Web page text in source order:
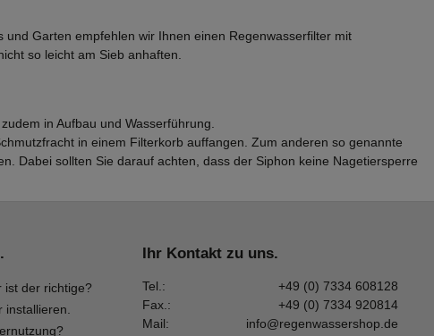
Garten empfehlen wir Ihnen einen Regenwasserfilter mit
so leicht am Sieb anhaften.
in Aufbau und Wasserführung.
in einem Filterkorb auffangen. Zum anderen so genannte
Dabei sollten Sie darauf achten, dass der Siphon keine Nagetiersperre
ist der richtige?
installieren.
Ihr Kontakt zu uns.
Tel.:
+49 (0) 7334 608128
Fax.:
+49 (0) 7334 920814
Mail:
info@regenwassershop.de